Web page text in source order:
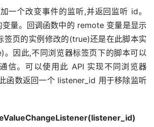
一个改变事件的监听,并返回监听 id。
量。回调函数中的 remote 变量是显示
签页的实例修改的(true)还是在此脚本实
。因此,不同浏览器标签页下的脚本可以
信。可以使用此 API 实现不同浏览器
函数返回一个 listener_id 用于移除监听